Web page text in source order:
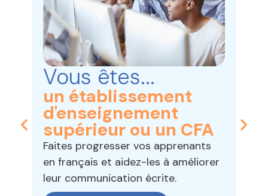
Vous êtes...
un établissement
d'enseignement
supérieur ou un CFA
Faites progresser vos apprenants
en français et aidez-les à améliorer
leur communication écrite.